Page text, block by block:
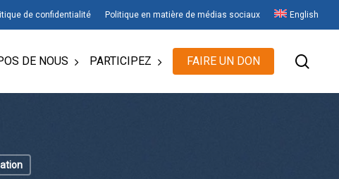
de confidentialité Politique en matière de médias sociaux English
DE NOUS PARTICIPEZ FAIRE UN DON